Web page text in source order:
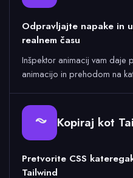
Odpravljajte napake in
realnem času
Inšpektor animacij vam daje
animacijo in prehodom na
Kopiraj kot
Pretvorite CSS
Tailwind